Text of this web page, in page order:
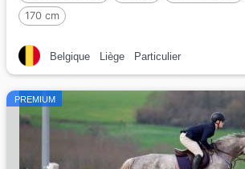
170 cm
Belgique Liège Particulier
PREMIUM